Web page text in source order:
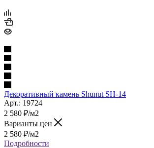
Декоративный камень Shunut SH-14
Арт.: 19724
2 580 ₽/м2
Варианты цен
2 580 ₽/м2
Подробности